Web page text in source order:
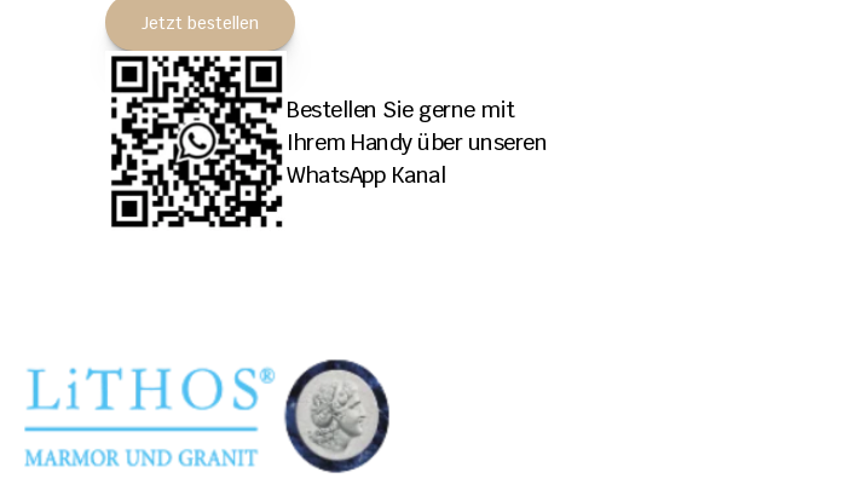
Jetzt bestellen
Bestellen Sie gerne mit
Ihrem Handy über unseren
WhatsApp Kanal